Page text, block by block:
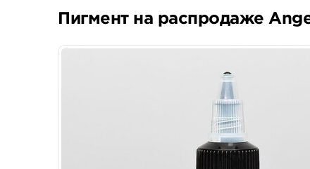
Пигмент на распродаже